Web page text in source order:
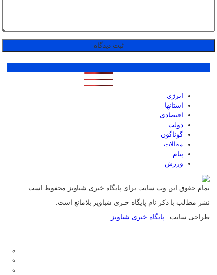
انرژی
استانها
اقتصادی
دولت
گوناگون
مقالات
پیام
ورزش
تمام حقوق این وب سایت برای پایگاه خبری شباویز محفوظ است.
نشر مطالب با ذکر نام پایگاه خبری شباویز بلامانع است.
طراحی سایت : پایگاه خبری شباویز